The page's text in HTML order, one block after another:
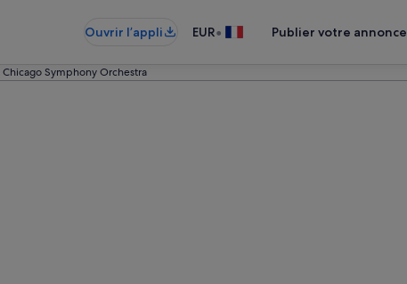
Ouvrir l’appli EUR• Publier votre annonce
Chicago Symphony Orchestra